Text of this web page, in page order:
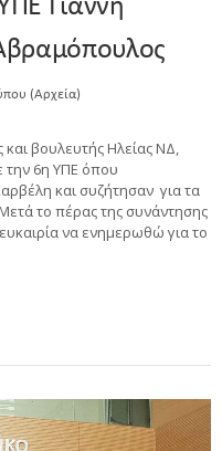
Γιάννη
(Αρχεία)
βουλευτής Ηλείας ΝΔ,
την 6η ΥΠΕ όπου
και συζήτησαν για τα
το πέρας της συνάντησης
να ενημερωθώ για το